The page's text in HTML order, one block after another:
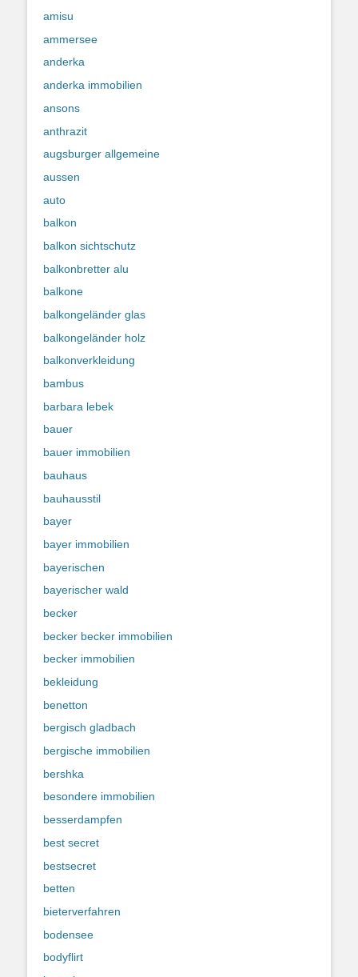
amisu
ammersee
anderka
anderka immobilien
ansons
anthrazit
augsburger allgemeine
aussen
auto
balkon
balkon sichtschutz
balkonbretter alu
balkone
balkongeländer glas
balkongeländer holz
balkonverkleidung
bambus
barbara lebek
bauer
bauer immobilien
bauhaus
bauhausstil
bayer
bayer immobilien
bayerischen
bayerischer wald
becker
becker becker immobilien
becker immobilien
bekleidung
benetton
bergisch gladbach
bergische immobilien
bershka
besondere immobilien
besserdampfen
best secret
bestsecret
betten
bieterverfahren
bodensee
bodyflirt